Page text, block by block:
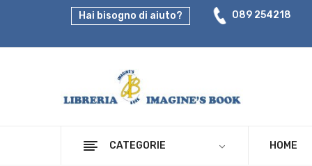
Hai bisogno di aiuto? 089 254218
CATEGORIE HOME